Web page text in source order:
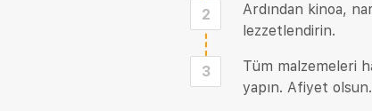
2
Ardından kinoa,
lezzetlendirin.
3
Tüm malzemeleri
yapın. Afiyet olsun.